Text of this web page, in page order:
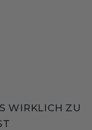
WIRKLICH ZU